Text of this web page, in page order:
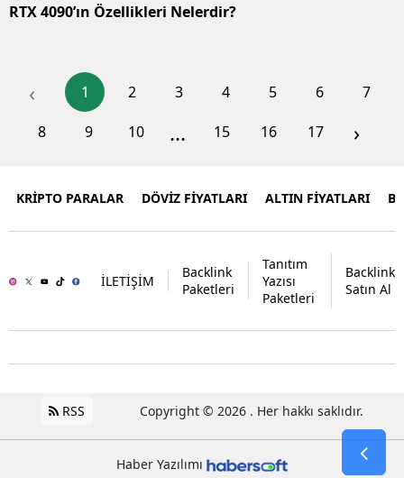
RTX 4090’ın Özellikleri Nelerdir?
‹ 1 2 3 4 5 6
7
8
9 10 ... 15 16 17 ›
KRİPTO PARALAR DÖVİZ FİYATLARI ALTIN FİYATLARI
İLETİŞİM
Backlink
Paketleri
Tanıtım
Yazısı
Paketleri
Backlink
Satın Al
RSS Copyright © 2026 . Her hakkı saklıdır.
Haber Yazılımı